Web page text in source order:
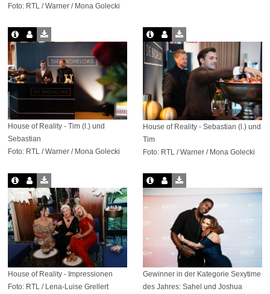
Foto: RTL / Warner / Mona Golecki
House of Reality - Tim (l.) und
Sebastian
Foto: RTL / Warner / Mona Golecki
House of Reality - Sebastian (l.) und
Tim
Foto: RTL / Warner / Mona Golecki
House of Reality - Impressionen
Foto: RTL / Lena-Luise Grellert
Gewinner in der Kategorie Sexytime
des Jahres: Sahel und Joshua